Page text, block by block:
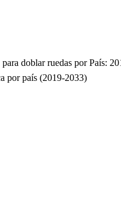
doblar ruedas por País:
por país (2019-2033)